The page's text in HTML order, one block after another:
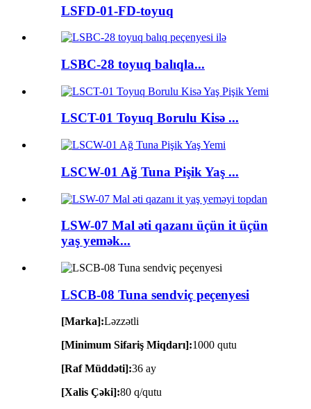
LSFD-01-FD-toyuq
LSBC-28 toyuq balıqla...
LSCT-01 Toyuq Borulu Kisə ...
LSCW-01 Ağ Tuna Pişik Yaş ...
LSW-07 Mal əti qazanı üçün it üçün
yaş yemək...
LSCB-08 Tuna sendviç peçenyesi
[Marka]:Ləzzətli
[Minimum Sifariş Miqdarı]:1000 qutu
[Raf Müddəti]:36 ay
[Xalis Çəki]:80 q/qutu